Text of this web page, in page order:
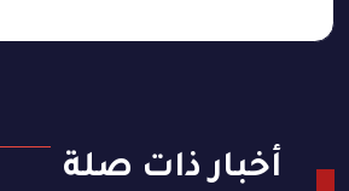
أخبار ذات صلة